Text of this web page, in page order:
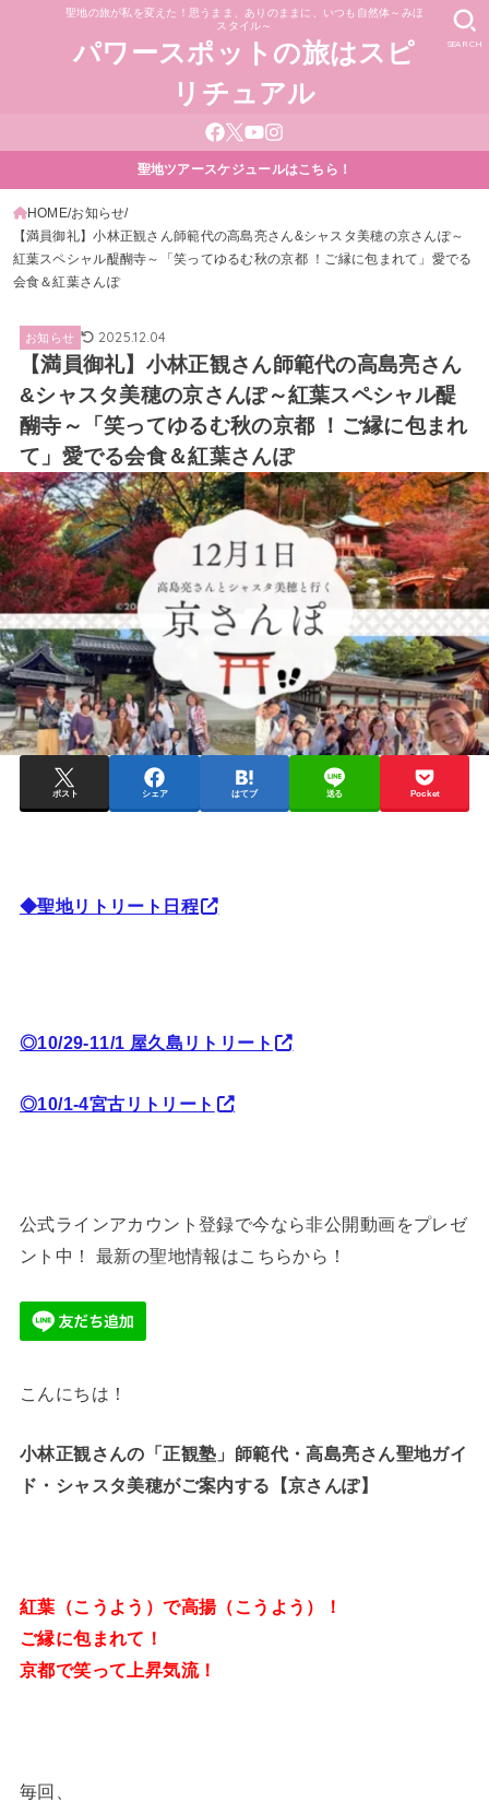
聖地の旅が私を変えた！思うまま、ありのままに、いつも自然体～みほ
スタイル～
パワースポットの旅はスピ
リチュアル
SEARCH
聖地ツアースケジュールはこちら！
HOME お知らせ
【満員御礼】小林正観さん師範代の高島亮さん&シャスタ美穂の京さんぽ～
紅葉スペシャル醍醐寺～「笑ってゆるむ秋の京都 ！ご縁に包まれて」愛でる
会食＆紅葉さんぽ
お知らせ 2025.12.04
【満員御礼】小林正観さん師範代の高島亮さん
&シャスタ美穂の京さんぽ～紅葉スペシャル醍
醐寺～「笑ってゆるむ秋の京都 ！ご縁に包まれ
て」愛でる会食＆紅葉さんぽ
ポスト シェア はてブ 送る Pocket
◆聖地リトリート日程
◎10/29-11/1 屋久島リトリート
◎10/1-4宮古リトリート
公式ラインアカウント登録で今なら非公開動画をプレゼ
ント中！ 最新の聖地情報はこちらから！
こんにちは！
小林正観さんの「正観塾」師範代・高島亮さん聖地ガイ
ド・シャスタ美穂がご案内する【京さんぽ】
紅葉（こうよう）で高揚（こうよう）！
ご縁に包まれて！
京都で笑って上昇気流！
毎回、